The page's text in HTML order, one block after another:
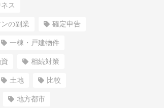
ス
の副業 確定申告
一棟・戸建物件
相続対策
土地 比較
地方都市